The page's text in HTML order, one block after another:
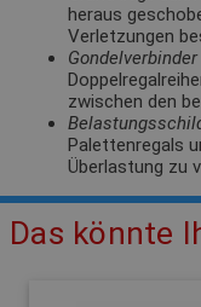
heraus
Verletzungen
Gondelverbinder
zwischen den
Palettenregals
Überlastung zu
Das könnte